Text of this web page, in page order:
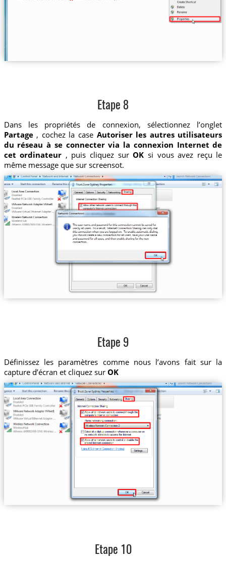
Etape 8
Dans les propriétés de connexion, sélectionnez l’onglet
Partage, cochez la case Autoriser les autres utilisateurs
du réseau à se connecter via la connexion Internet de
cet ordinateur , puis cliquez surOK si vous avez reçu le
même message que sur screensot.
Etape 9
Définissez les paramètres comme nous l’avons fait sur la
capture d’écran et cliquez sur OK
Etape 10